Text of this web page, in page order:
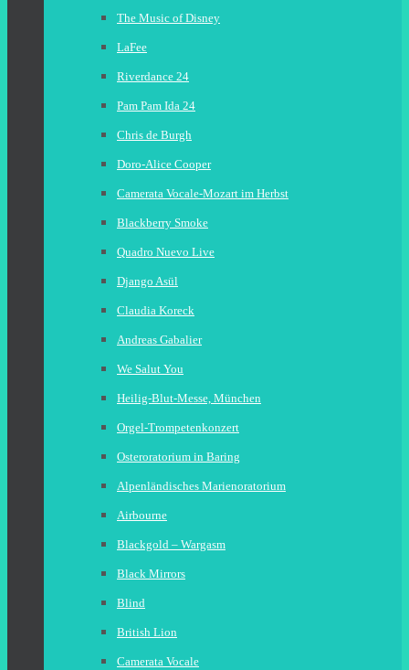
The Music of Disney
LaFee
Riverdance 24
Pam Pam Ida 24
Chris de Burgh
Doro-Alice Cooper
Camerata Vocale-Mozart im Herbst
Blackberry Smoke
Quadro Nuevo Live
Django Asül
Claudia Koreck
Andreas Gabalier
We Salut You
Heilig-Blut-Messe, München
Orgel-Trompetenkonzert
Osteroratorium in Baring
Alpenländisches Marienoratorium
Airbourne
Blackgold – Wargasm
Black Mirrors
Blind
British Lion
Camerata Vocale